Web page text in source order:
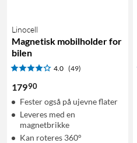
Linocell
Magnetisk mobilholder for
bilen
4.0 (49)
17990
Fester også på ujevne flater
Leveres med en
magnetbrikke
Kan roteres 360°